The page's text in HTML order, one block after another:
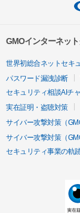
GMOインターネッ
世界初総合ネットセキ
パスワード漏洩診断
セキュリティ相談AIチ
実在証明・盗聴対策
サイバー攻撃対策（
サイバー攻撃対策（
セキュリティ事業の軌